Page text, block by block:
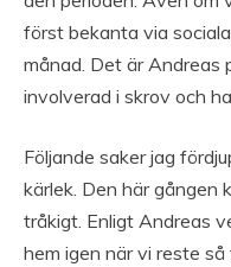
först bekanta via
månad. Det är
involverad i skrov och
Följande saker jag
kärlek. Den här gången
tråkigt. Enligt Andreas
hem igen när vi reste